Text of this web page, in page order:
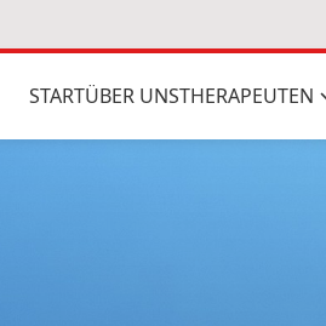
STARTÜBER UNSTHERAPEUTEN